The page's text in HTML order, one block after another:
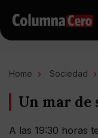
Home Sociedad
Un mar de
A las 19:30 horas